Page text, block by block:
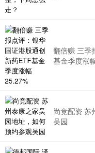
翻倍赚 三季
基金季度涨
尚竞配资 苏
吴园